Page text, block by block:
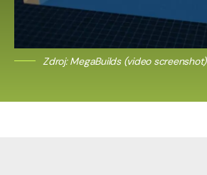
Zdroj: MegaBuilds (video screenshot)